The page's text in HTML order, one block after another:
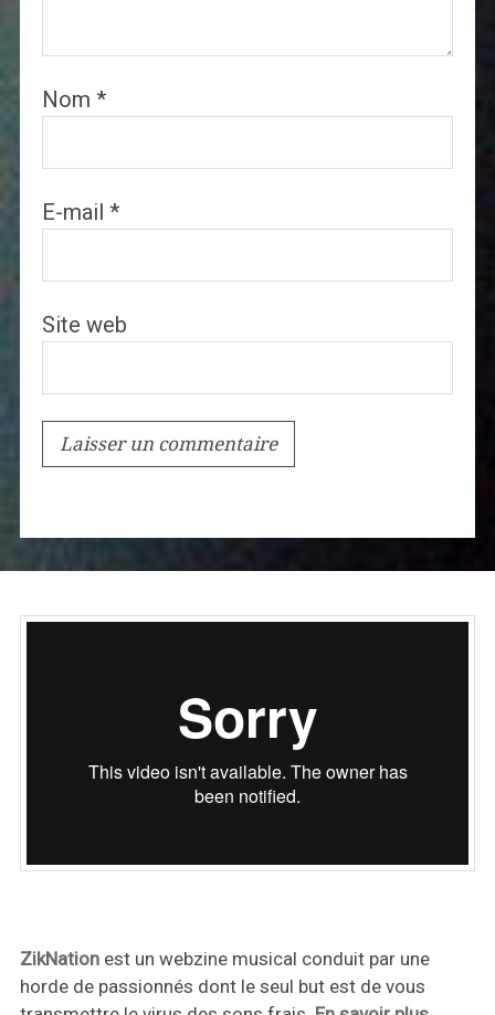
Nom *
E-mail *
Site web
ZikNationest un webzine musical conduit par une
horde de passionnés dont le seul but est de vous